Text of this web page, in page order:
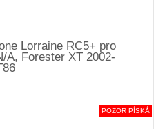
Lorraine RC5+ pro
A, Forester XT 2002-
POZOR PÍSKÁ